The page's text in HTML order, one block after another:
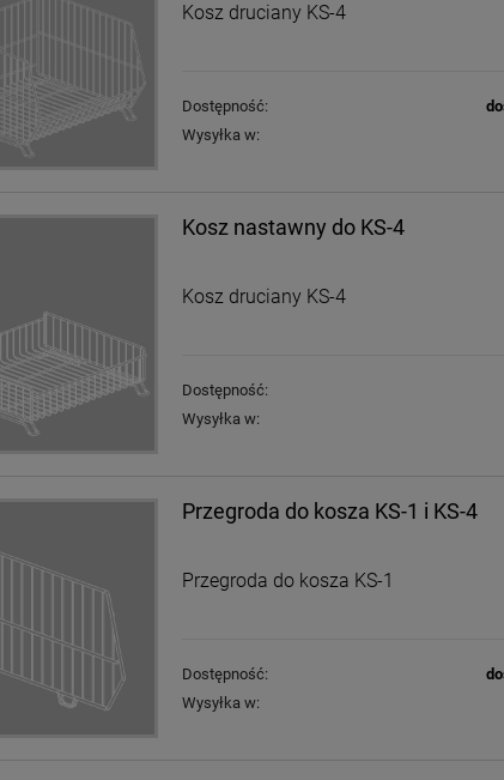
Kosz druciany KS-4
Dostępność:
Wysyłka w:
Kosz nastawny do KS-4
Kosz druciany KS-4
Dostępność:
Wysyłka w:
Przegroda do kosza KS-1 i KS-4
Przegroda do kosza KS-1
Dostępność:
Wysyłka w: